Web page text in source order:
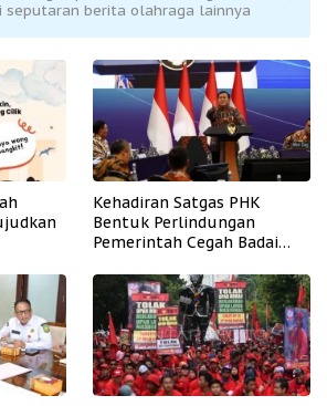
seputaran berita olahraga lainnya
Kehadiran Satgas PHK
Bentuk Perlindungan
Pemerintah Cegah Badai